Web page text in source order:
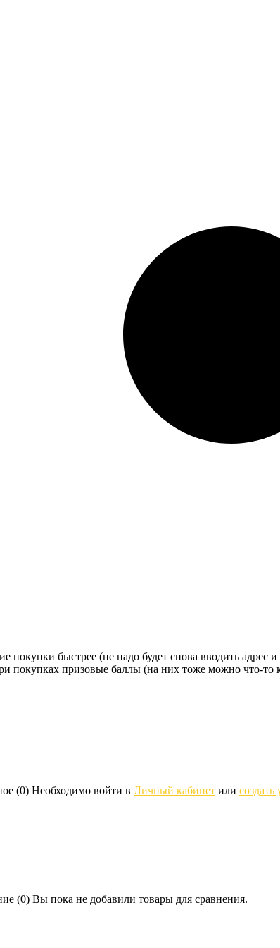
быстрее (не надо будет снова вводить адрес
покупках призовые баллы (на них тоже можно что-
(0) Необходимо войти в Личный кабинет или создать
(0) Вы пока не добавили товары для сравнения.